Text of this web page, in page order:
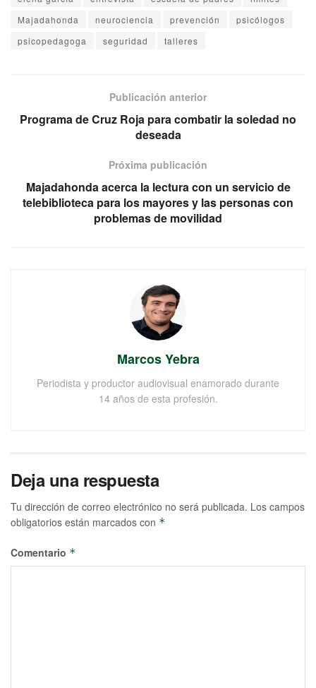
Majadahonda
neurociencia prevención
psicólogos
psicopedagoga
seguridad talleres
Publicación anterior
Programa de Cruz Roja para combatir la soledad no
deseada
Próxima publicación
Majadahonda acerca la lectura con un servicio de
telebiblioteca para los mayores y las personas con
problemas de movilidad
Marcos Yebra
Periodista y productor audiovisual enamorado durante
14 años de esta profesión.
Deja una respuesta
Tu dirección de correo electrónico no será publicada. Los campos
obligatorios están marcados con *
Comentario *